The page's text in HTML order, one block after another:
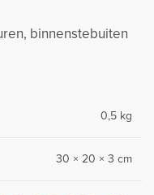
binnenstebuiten
0,5 kg
30 × 20 × 3 cm